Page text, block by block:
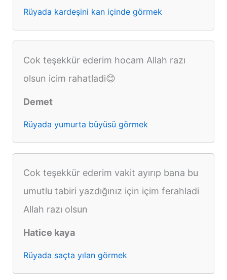
Rüyada kardeşini kan içinde görmek
Cok teşekkür ederim hocam Allah razı
olsun icim rahatladi😊
Demet
Rüyada yumurta büyüsü görmek
Cok teşekkür ederim vakit ayırıp bana bu
umutlu tabiri yazdığınız için içim ferahladi
Allah razı olsun
Hatice kaya
Rüyada saçta yılan görmek